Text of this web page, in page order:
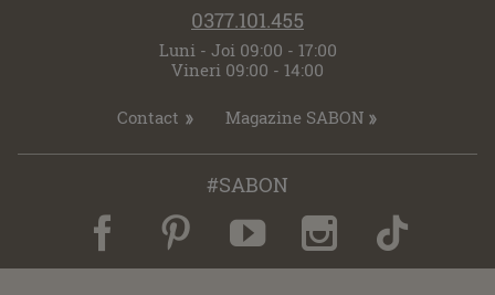
0377.101.455
Luni - Joi 09:00 - 17:00
Vineri 09:00 - 14:00
Contact Magazine SABON
#SABON